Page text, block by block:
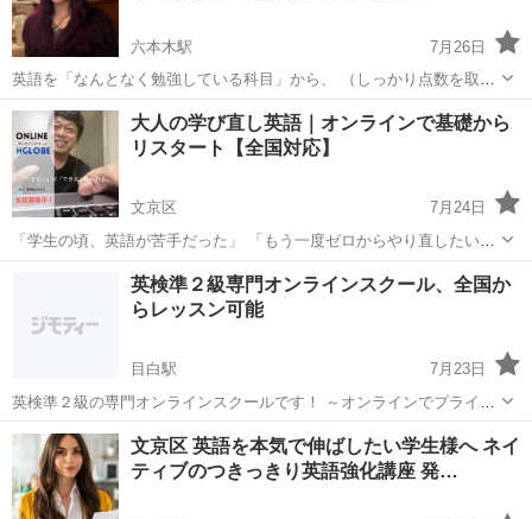
六本木駅
7月26日
英語を「なんとなく勉強している科目」から、 （しっかり点数を取れ
る科目）に変えたい方へ。 早稲田大学在籍のハナ先生が、 （英語を話
す習慣）を作りながら、スコアアップまでサポートします。 ただ問題
を解くだけでは...
東京 文京区 六本木駅 英語/基礎英語
大人の学び直し英語｜オンラインで基礎から
リスタート【全国対応】
文京区
7月24日
「学生の頃、英語が苦手だった」 「もう一度ゼロからやり直したい」
そんな大人の方へ。 オンライン英語塾 HGLOBE（エイチグローブ）
では、 中学英語のやり直しから英検対策まで、 あなたのレベルに合わ
せて丁寧に指導します...
英語 オンライン
英検準２級専門オンラインスクール、全国か
らレッスン可能
目白駅
7月23日
英検準２級の専門オンラインスクールです！ ～オンラインでプライベ
ートレッスンのご案内～ 主なレッスン内容（自学自習の習慣化を目指
しましょう） ・単語の暗記 ・音読 ・基礎基本の習得 ・問題演習 小
学...
東京 文京区 目白駅 英検 オンライン
文京区 英語を本気で伸ばしたい学生様へ ネイ
ティブのつきっきり英語強化講座 発…